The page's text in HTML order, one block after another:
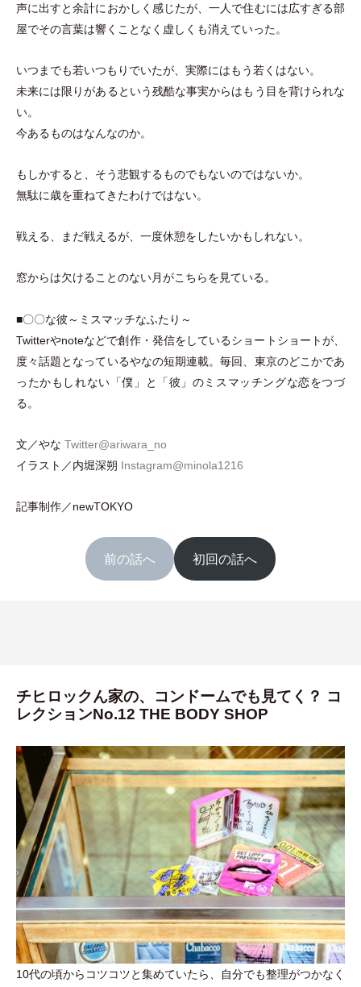
声に出すと余計におかしく感じたが、一人で住むには広すぎる部
屋でその言葉は響くことなく虚しくも消えていった。
いつまでも若いつもりでいたが、実際にはもう若くはない。
未来には限りがあるという残酷な事実からはもう目を背けられな
い。
今あるものはなんなのか。
もしかすると、そう悲観するものでもないのではないか。
無駄に歳を重ねてきたわけではない。
戦える、まだ戦えるが、一度休憩をしたいかもしれない。
窓からは欠けることのない月がこちらを見ている。
■〇〇な彼～ミスマッチなふたり～
Twitterやnoteなどで創作・ 発信をしているショートショートが、
度々話題となっているやなの短期連載。毎回、東京のどこかであ
ったかもしれない 「僕 」 と 「彼 」 のミスマッチングな恋をつづ
る。
文／やな Twitter@ariwara_no
イラスト／内堀深朔 Instagram@minola1216
記事制作／newTOKYO
前の話へ 初回の話へ
チヒロックん家の、コンドームでも見てく？ コ
レクションNo.12 THE BODY SHOP
10代の頃からコツコツと集めていたら、自分でも整理がつかなく